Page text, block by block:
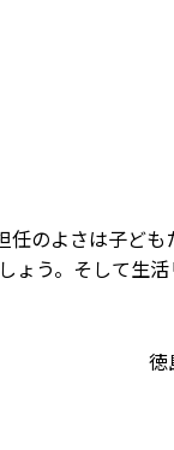
のよさは子ど
ょう。そして生
徳